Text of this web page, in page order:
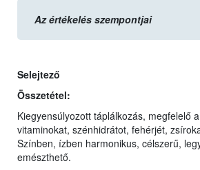
Az értékelés szempontjai
Selejtező
Összetétel:
Kiegyensúlyozott táplálkozás, megfelelő
vitaminokat, szénhidrátot, fehérjét,
Színben, ízben harmonikus, célszerű,
emészthető.